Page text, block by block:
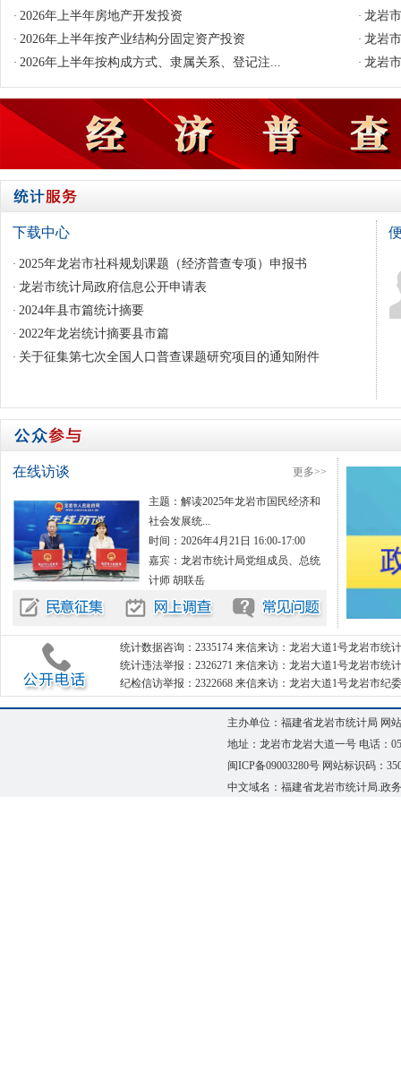
· 2026年上半年房地产开发投资
· 2026年上半年按产业结构分固定资产投资
· 2026年上半年按构成方式、隶属关系、登记注...
· 龙岩
· 龙岩
· 龙岩
下载中心
· 2025年龙岩市社科规划课题（经济普查专项）申报书
· 龙岩市统计局政府信息公开申请表
· 2024年县市篇统计摘要
· 2022年龙岩统计摘要县市篇
· 关于征集第七次全国人口普查课题研究项目的通知附件
在线访谈 更多>>
主题： 解读2025年龙岩市国民经济和
社会发展统...
时间：2026年4月21日 16:00-17:00
嘉宾：龙岩市统计局党组成员、总统
计师 胡联岳
统计数据咨询：2335174 来信来访：龙岩大道1号龙岩市统
统计违法举报：2326271 来信来访：龙岩大道1号龙岩市统
纪检信访举报：2322668 来信来访：龙岩大道1号龙岩市纪